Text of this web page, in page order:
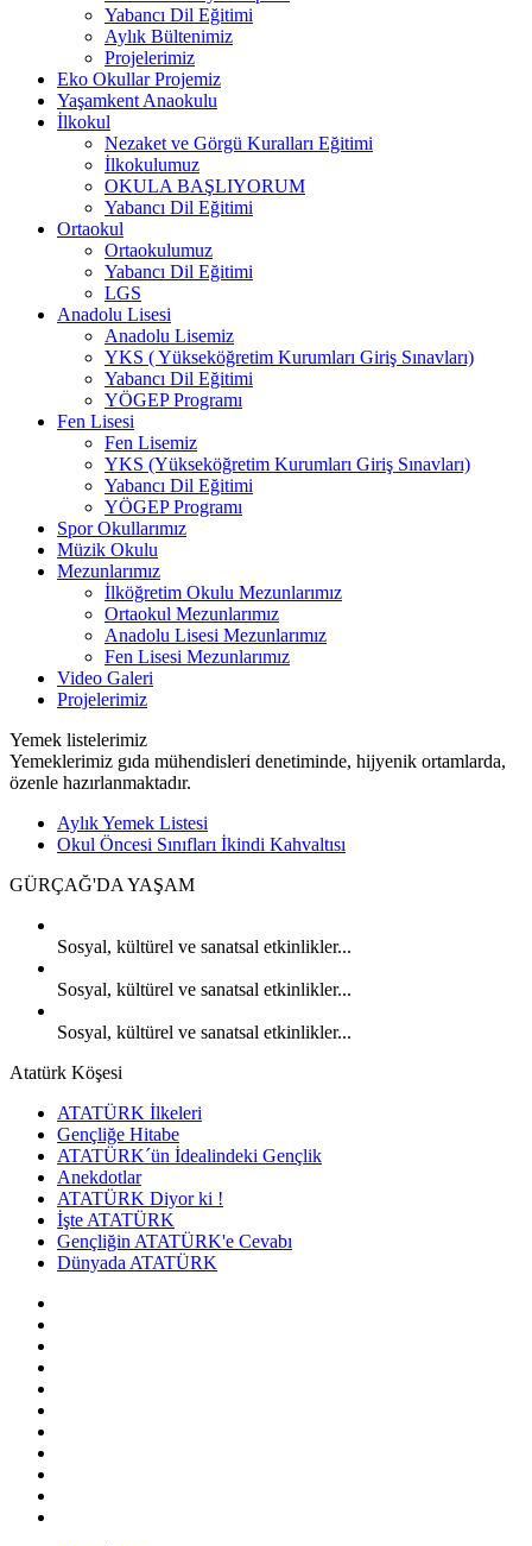
Yabancı Dil Eğitimi
Aylık Bültenimiz
Projelerimiz
Eko Okullar Projemiz
Yaşamkent Anaokulu
İlkokul
Nezaket ve Görgü Kuralları Eğitimi
İlkokulumuz
OKULA BAŞLIYORUM
Yabancı Dil Eğitimi
Ortaokul
Ortaokulumuz
Yabancı Dil Eğitimi
LGS
Anadolu Lisesi
Anadolu Lisemiz
YKS ( Yükseköğretim Kurumları Giriş Sınavları)
Yabancı Dil Eğitimi
YÖGEP Programı
Fen Lisesi
Fen Lisemiz
YKS (Yükseköğretim Kurumları Giriş Sınavları)
Yabancı Dil Eğitimi
YÖGEP Programı
Spor Okullarımız
Müzik Okulu
Mezunlarımız
İlköğretim Okulu Mezunlarımız
Ortaokul Mezunlarımız
Anadolu Lisesi Mezunlarımız
Fen Lisesi Mezunlarımız
Video Galeri
Projelerimiz
Yemek listelerimiz
Yemeklerimiz gıda mühendisleri denetiminde, hijyenik ortamlarda,
özenle hazırlanmaktadır.
Aylık Yemek Listesi
Okul Öncesi Sınıfları İkindi Kahvaltısı
GÜRÇAĞ'DA YAŞAM
Sosyal, kültürel ve sanatsal etkinlikler...
Sosyal, kültürel ve sanatsal etkinlikler...
Sosyal, kültürel ve sanatsal etkinlikler...
Atatürk Köşesi
ATATÜRK İlkeleri
Gençliğe Hitabe
ATATÜRK´ün İdealindeki Gençlik
Anekdotlar
ATATÜRK Diyor ki !
İşte ATATÜRK
Gençliğin ATATÜRK'e Cevabı
Dünyada ATATÜRK